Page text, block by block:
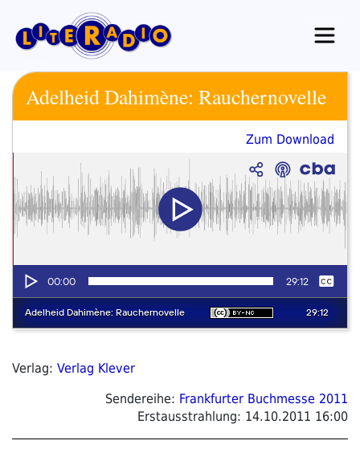
Inhalt
springen
Adelheid Dahimène: Rauchernovelle
Zum Download
Verlag: Verlag Klever
Sendereihe: Frankfurter Buchmesse 2011
Erstausstrahlung: 14.10.2011 16:00